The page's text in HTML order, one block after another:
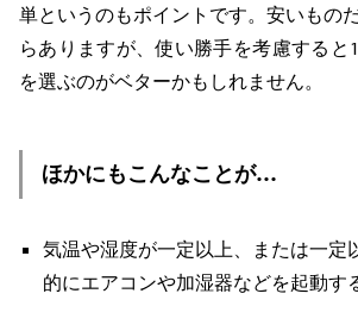
単というのもポイントです。安いもの
らありますが、使い勝手を考慮すると
を選ぶのがベターかもしれません。
ほかにもこんなことが…
気温や湿度が一定以上、または一定
的にエアコンや加湿器などを起動す